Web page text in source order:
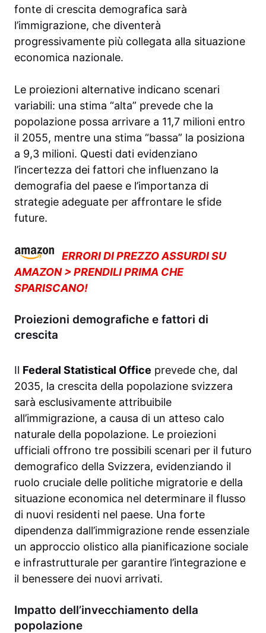
fonte di crescita demografica sarà
l’immigrazione, che diventerà
progressivamente più collegata alla situazione
economica nazionale.
Le proiezioni alternative indicano scenari
variabili: una stima “alta” prevede che la
popolazione possa arrivare a 11,7 milioni entro
il 2055, mentre una stima “bassa” la posiziona
a 9,3 milioni. Questi dati evidenziano
l’incertezza dei fattori che influenzano la
demografia del paese e l’importanza di
strategie adeguate per affrontare le sfide
future.
ERRORI DI PREZZO ASSURDI SU
AMAZON > PRENDILI PRIMA CHE
SPARISCANO!
Proiezioni demografiche e fattori di
crescita
Il Federal Statistical Office prevede che, dal
2035, la crescita della popolazione svizzera
sarà esclusivamente attribuibile
all’immigrazione, a causa di un atteso calo
naturale della popolazione. Le proiezioni
ufficiali offrono tre possibili scenari per il futuro
demografico della Svizzera, evidenziando il
ruolo cruciale delle politiche migratorie e della
situazione economica nel determinare il flusso
di nuovi residenti nel paese. Una forte
dipendenza dall’immigrazione rende essenziale
un approccio olistico alla pianificazione sociale
e infrastrutturale per garantire l’integrazione e
il benessere dei nuovi arrivati.
Impatto dell’invecchiamento della
popolazione